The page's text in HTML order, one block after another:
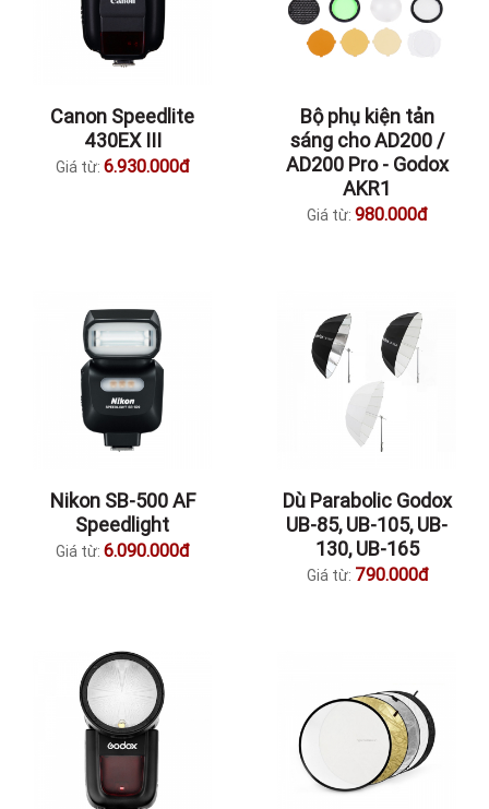
Canon Speedlite
430EX III
Giá từ: 6.930.000đ
Bộ phụ kiện tản
sáng cho AD200 /
AD200 Pro - Godox
AKR1
Giá từ: 980.000đ
Nikon SB-500 AF
Speedlight
Giá từ: 6.090.000đ
Dù Parabolic Godox
UB-85, UB-105, UB-
130, UB-165
Giá từ: 790.000đ